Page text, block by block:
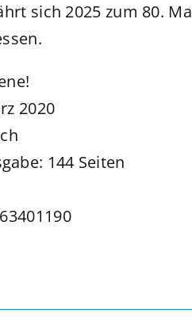
sich 2025 zum 80.
2020
‎144 Seiten